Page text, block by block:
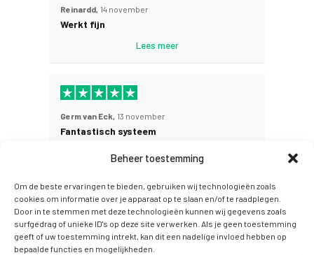
Beheer toestemming
Om de beste ervaringen te bieden, gebruiken wij technologieën zoals
cookies om informatie over je apparaat op te slaan en/of te raadplegen.
Door in te stemmen met deze technologieën kunnen wij gegevens zoals
surfgedrag of unieke ID's op deze site verwerken. Als je geen toestemming
geeft of uw toestemming intrekt, kan dit een nadelige invloed hebben op
bepaalde functies en mogelijkheden.
Reinardd, 14 november
Werkt fijn
Lees meer
Germ van Eck, 13 november
Fantastisch systeem
Fantastisch systeem. Ik was totaal vastgelopen
met een ander pakket, en werk nu ruim een jaar
documentatie werkt dat echt zo heerlijk simpel.
Het oogt duidelijk wat gedateerd, waar ze aan
gaan werken lees ik in de nieuwsbrief, maar
functioneel is het perfect.